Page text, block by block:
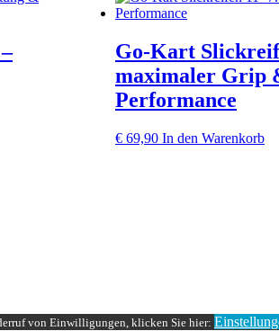
Go‑Kart
maximaler Grip
Performance
€69,90 In den Warenkorb
von Einwilligungen, klicken Sie hier: